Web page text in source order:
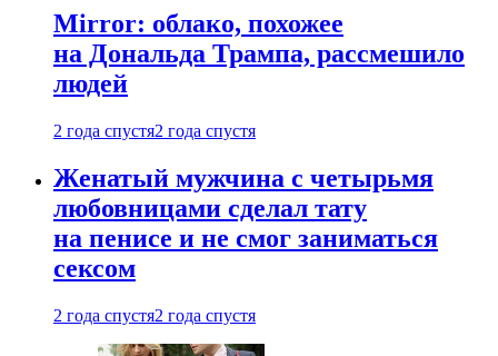
Mirror: облако, похожее
на Дональда Трампа, рассмешило
людей
2 года спустя2 года спустя
Женатый мужчина с четырьмя
любовницами сделал тату
на пенисе и не смог заниматься
сексом
2 года спустя2 года спустя